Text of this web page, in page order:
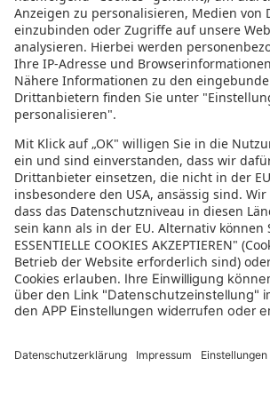
Datenschutzeinstellungen
In der sonnenklar.TV Mediathek finden Sie alle
den TV-Sender sonnenklar.TV!
Das Angebot war mal wieder zu schnell weg?
nächste Traumreise noch einmal gratis etwas
stöbern Sie doch in unserem TV-Programmund
Folgen der letzten Tage nochmal an! Sie würden
gerade im TV läuft? Über unserenLive-Stream
online anschauen und die aktuellen Reise-
Fernsehen verfolgen! Alle HDTV Infos und
finden Siehier. Dazu gehören Anleitungen zu den
Android & iOS Apps sowie der Windows PC App.
den Urlwald entführen! Diverse Videos von Hotels,